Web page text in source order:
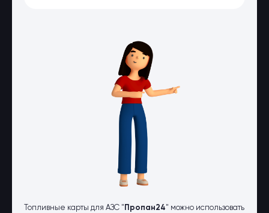
Топливные карты для АЗС " Пропан24" можно использовать
Страхование физических лиц
Страхование юридических лиц
Страховые компании
Электронные перевозочные